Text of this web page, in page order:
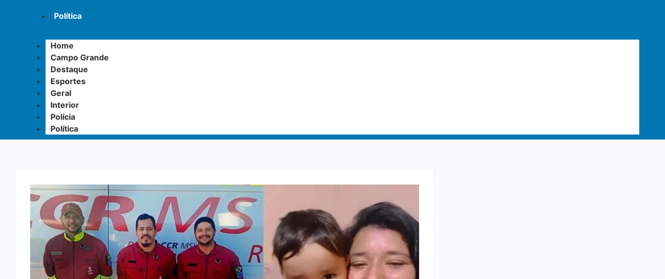
Política
Home
Campo Grande
Destaque
Esportes
Geral
Interior
Polícia
Política